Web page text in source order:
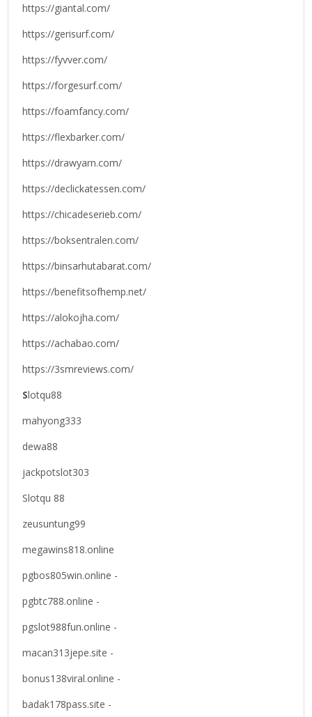
https://giantal.com/
https://gerisurf.com/
https://fyvver.com/
https://forgesurf.com/
https://foamfancy.com/
https://flexbarker.com/
https://drawyarn.com/
https://declickatessen.com/
https://chicadeserieb.com/
https://boksentralen.com/
https://binsarhutabarat.com/
https://benefitsofhemp.net/
https://alokojha.com/
https://achabao.com/
https://3smreviews.com/
Slotqu88
mahyong333
dewa88
jackpotslot303
Slotqu 88
zeusuntung99
megawins818.online
pgbos805win.online -
pgbtc788.online -
pgslot988fun.online -
macan313jepe.site -
bonus138viral.online -
badak178pass.site -